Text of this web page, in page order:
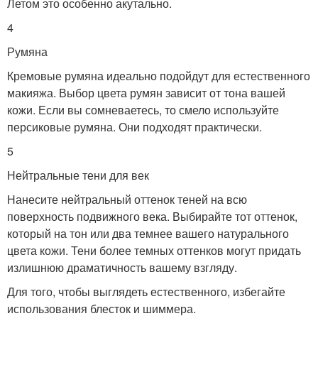
4
Румяна
Кремовые румяна идеально подойдут для естественного
макияжа. Выбор цвета румян зависит от тона вашей
кожи. Если вы сомневаетесь, то смело используйте
персиковые румяна. Они подходят практически.
5
Нейтральные тени для век
Нанесите нейтральный оттенок теней на всю
поверхность подвижного века. Выбирайте тот оттенок,
который на тон или два темнее вашего натурального
цвета кожи. Тени более темных оттенков могут придать
излишнюю драматичность вашему взгляду.
Для того, чтобы выглядеть естественного, избегайте
использования блесток и шиммера.